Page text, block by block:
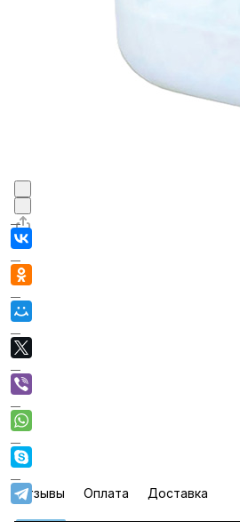
Отзывы Оплата Доставка